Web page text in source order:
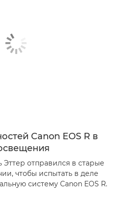
Canon EOS R в
отправился в старые
чтобы испытать в деле
систему Canon EOS R.